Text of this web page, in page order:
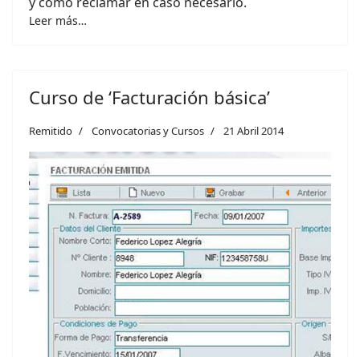
Leer más…
Curso de ‘Facturación básica’
Remitido Convocatorias y Cursos 21 Abril 2014